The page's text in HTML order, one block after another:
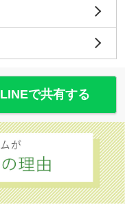
LINEで共有する